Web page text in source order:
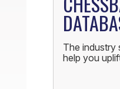
The industry
help you